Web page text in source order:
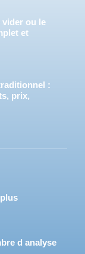
vider ou le
et
:
prix,
d analyse